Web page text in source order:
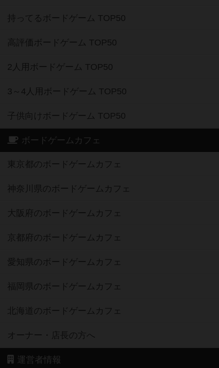
持ってるボードゲーム TOP50
高評価ボードゲーム TOP50
2人用ボードゲーム TOP50
3～4人用ボードゲーム TOP50
子供向けボードゲーム TOP50
ボードゲームカフェ
東京都のボードゲームカフェ
神奈川県のボードゲームカフェ
大阪府のボードゲームカフェ
京都府のボードゲームカフェ
愛知県のボードゲームカフェ
福岡県のボードゲームカフェ
北海道のボードゲームカフェ
オーナー・店長の方へ
運営者情報